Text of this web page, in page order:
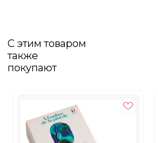
С этим товаром
также
покупают